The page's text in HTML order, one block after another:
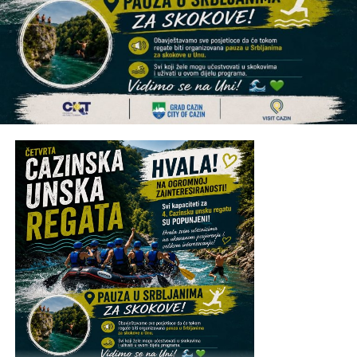
🎟 Ulaz:10 KM
Jedna Oaza. Nezaboravna noć.
Post
Share
Tweet Share
Mail